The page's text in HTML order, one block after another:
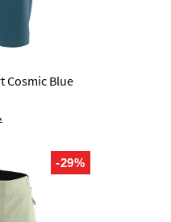
Cosmic Blue
-29%